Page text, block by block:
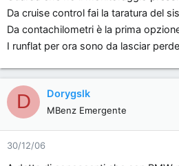
Da cruise control fai la taratura del
Da contachilometri è la prima
I runflat per ora sono da lasciar
D Dorygslk
MBenz Emergente
30/12/06